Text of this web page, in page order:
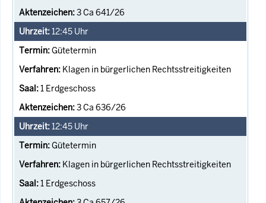
3 Ca 641/26
12:45 Uhr
Gütetermin
Klagen in bürgerlichen Rechtsstreitigkeiten
1 Erdgeschoss
3 Ca 636/26
12:45 Uhr
Gütetermin
Klagen in bürgerlichen Rechtsstreitigkeiten
1 Erdgeschoss